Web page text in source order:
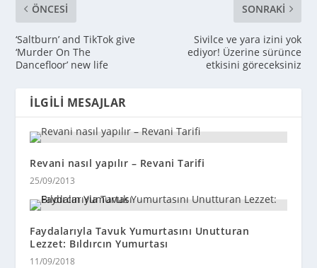
ÖNCESI
‘Saltburn’ and TikTok give
‘Murder On The
Dancefloor’ new life
SONRAKI
Sivilce ve yara izini yok
ediyor! Üzerine sürünce
etkisini göreceksiniz
İLGILI MESAJLAR
Revani nasıl yapılır – Revani Tarifi
25/09/2013
Faydalarıyla Tavuk Yumurtasını Unutturan
Lezzet: Bıldırcın Yumurtası
11/09/2018